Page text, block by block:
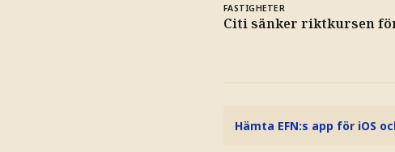
FASTIGHETER
Citi sänker riktkursen
Hämta EFN:s app för iOS